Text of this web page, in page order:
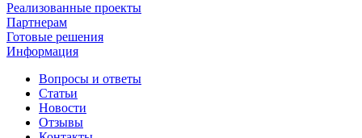
Реализованные проекты
Партнерам
Готовые решения
Информация
Вопросы и ответы
Статьи
Новости
Отзывы